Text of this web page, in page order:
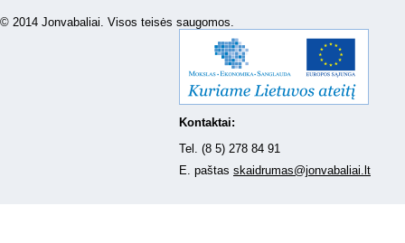
© 2014 Jonvabaliai. Visos teisės saugomos.
Kontaktai:
Tel. (8 5) 278 84 91
E. paštas skaidrumas@jonvabaliai.lt